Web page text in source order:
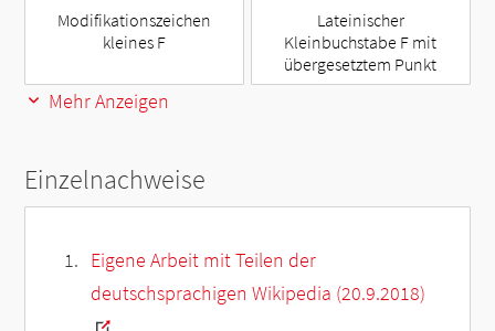
Modifikationszeichen
kleines F
Lateinischer
Kleinbuchstabe F mit
übergesetztem Punkt
Mehr Anzeigen
Einzelnachweise
Eigene Arbeit mit Teilen der
deutschsprachigen Wikipedia (20.9.2018)